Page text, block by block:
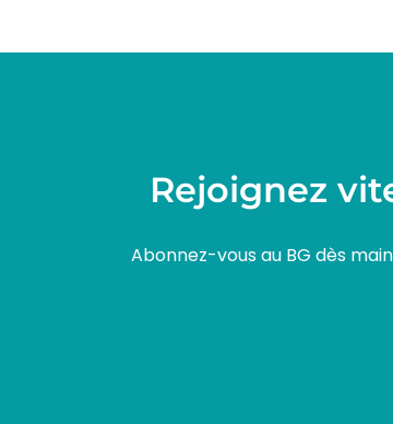
Rejoignez
Abonnez-vous au BG dès